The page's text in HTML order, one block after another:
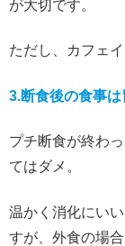
が大切です。
ただし、カフェイ
3.断食後の食事
プチ断食が終わ
てはダメ。
温かく消化にい
すが、外食の場